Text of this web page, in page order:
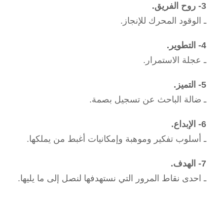
3- روح الفريق.
ـ الوقود المحرك للإنجاز.
4- التطوير.
ـ عجلة الاستمرار.
5- التميز.
ـ ضالة الباحث عن تسجيل بصمة.
6- الإبداع.
ـ أسلوب تفكير وموهبة وإمكانيات أغبط من يملكها.
7- الهدف.
ـ احدى نقاط المرور التي نستهدفها لنصل إلى ما يليها.